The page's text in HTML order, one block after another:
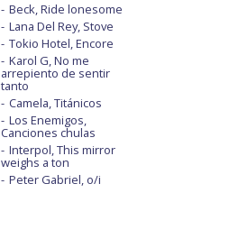
Beck, Ride lonesome
Lana Del Rey, Stove
Tokio Hotel, Encore
Karol G, No me
arrepiento de sentir
tanto
Camela, Titánicos
Los Enemigos,
Canciones chulas
Interpol, This mirror
weighs a ton
Peter Gabriel, o/i